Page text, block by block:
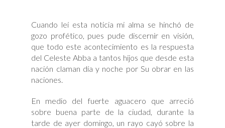
Cuando leí esta noticia mi alma se hinchó de
gozo profético, pues pude discernir en visión,
que todo este acontecimiento es la respuesta
del Celeste Abba a tantos hijos que desde esta
nación claman día y noche por Su obrar en las
naciones.
En medio del fuerte aguacero que arreció
sobre buena parte de la ciudad, durante la
tarde de ayer domingo, un rayo cayó sobre la